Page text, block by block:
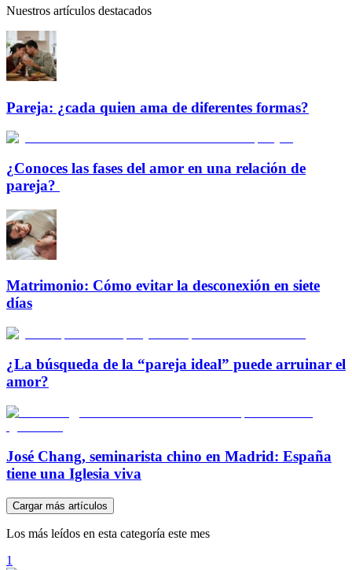
Nuestros artículos destacados
Pareja: ¿cada quien ama de diferentes formas?
¿Conoces las fases del amor en una relación de
pareja?
Matrimonio: Cómo evitar la desconexión en siete
días
¿La búsqueda de la “pareja ideal” puede arruinar el
amor?
José Chang, seminarista chino en Madrid: España
tiene una Iglesia viva
Cargar más artículos
Los más leídos en esta categoría este mes
1